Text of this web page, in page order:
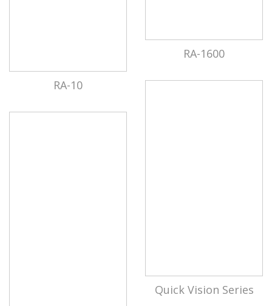
RA-1600
RA-10
Quick Vision Series